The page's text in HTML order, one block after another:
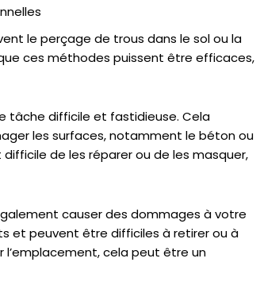
le perçage de trous dans le sol ou la
ces méthodes puissent être efficaces,
tâche difficile et fastidieuse. Cela
les surfaces, notamment le béton ou
de les réparer ou de les masquer,
causer des dommages à votre
et peuvent être difficiles à retirer ou à
l’emplacement, cela peut être un